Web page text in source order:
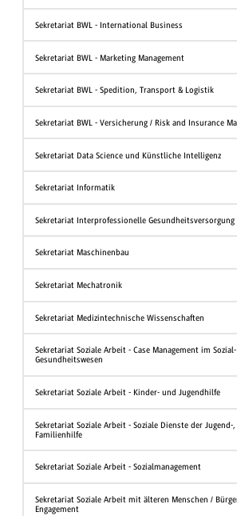
Sekretariat BWL - International Business
Sekretariat BWL - Marketing Management
Sekretariat BWL - Spedition, Transport & Logistik
Sekretariat BWL - Versicherung / Risk and Insurance
Sekretariat Data Science und Künstliche Intelligenz
Sekretariat Informatik
Sekretariat Interprofessionelle Gesundheitsversorgung
Sekretariat Maschinenbau
Sekretariat Mechatronik
Sekretariat Medizintechnische Wissenschaften
Sekretariat Soziale Arbeit - Case Management im
Gesundheitswesen
Sekretariat Soziale Arbeit - Kinder- und Jugendhilfe
Sekretariat Soziale Arbeit - Soziale Dienste der Jugend-
Familienhilfe
Sekretariat Soziale Arbeit - Sozialmanagement
Sekretariat Soziale Arbeit mit älteren Menschen /
Engagement